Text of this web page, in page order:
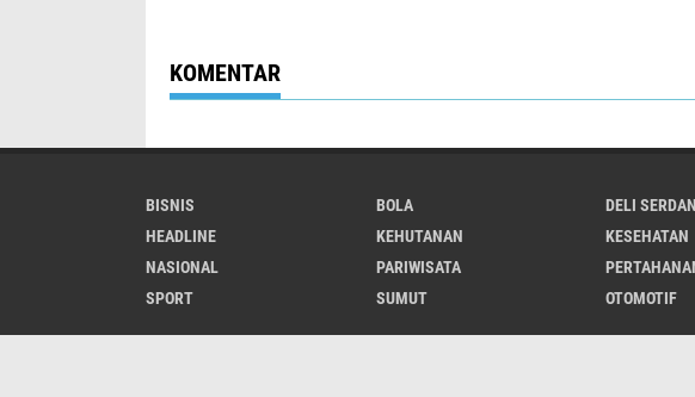
KOMENTAR
BISNIS BOLA DELI
HEADLINE
KEHUTANAN KESEHATAN
NASIONAL
PARIWISATA
SPORT
SUMUT OTOMOTIF